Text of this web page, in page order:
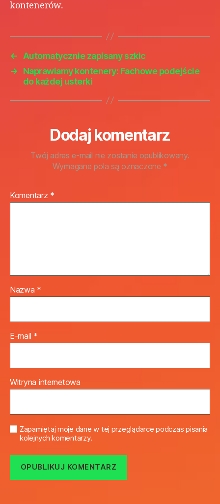
kontenerów.
←
Automatycznie zapisany szkic
→
Naprawiamy kontenery: Fachowe podejście
do każdej usterki
Dodaj komentarz
Twój adres e-mail nie zostanie opublikowany.
Wymagane pola są oznaczone *
Komentarz *
Nazwa *
E-mail *
Witryna internetowa
Zapamiętaj moje dane w tej przeglądarce podczas pisania
kolejnych komentarzy.